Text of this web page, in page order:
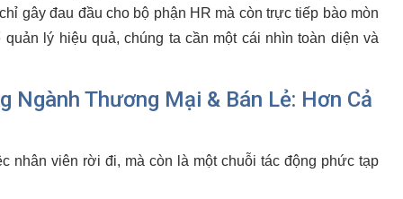
gây đau đầu cho bộ phận HR mà còn trực tiếp bào mòn
lý hiệu quả, chúng ta cần một cái nhìn toàn diện và
Ngành Thương Mại & Bán Lẻ: Hơn Cả
nhân viên rời đi, mà còn là một chuỗi tác động phức tạp